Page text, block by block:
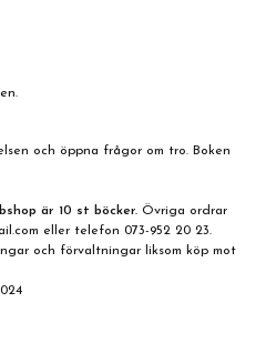
och öppna frågor om tro. Boken
är 10 st böcker. Övriga ordrar
eller telefon 073-952 20 23.
och förvaltningar liksom köp mot